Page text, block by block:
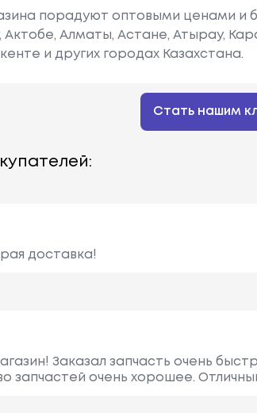
порадуют оптовыми ценами и
Актобе, Алматы, Астане, Атырау,
и других городах Казахстана.
Стать нашим
доставка!
Заказал запчасть очень
запчастей очень хорошее.